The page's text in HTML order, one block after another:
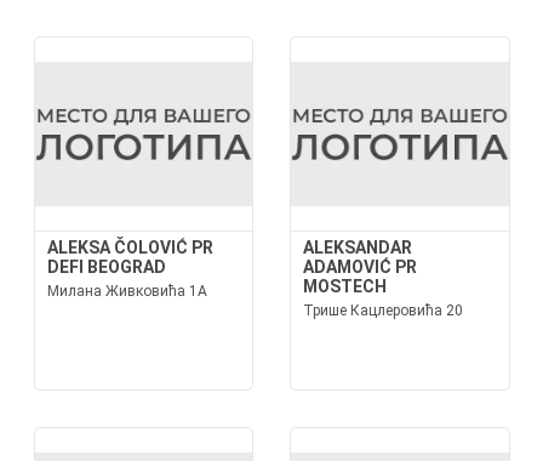
ALEKSA ČOLOVIĆ PR
DEFI BEOGRAD
Милана Живковића 1А
ALEKSANDAR
ADAMOVIĆ PR
MOSTECH
Трише Кацлеровића 20